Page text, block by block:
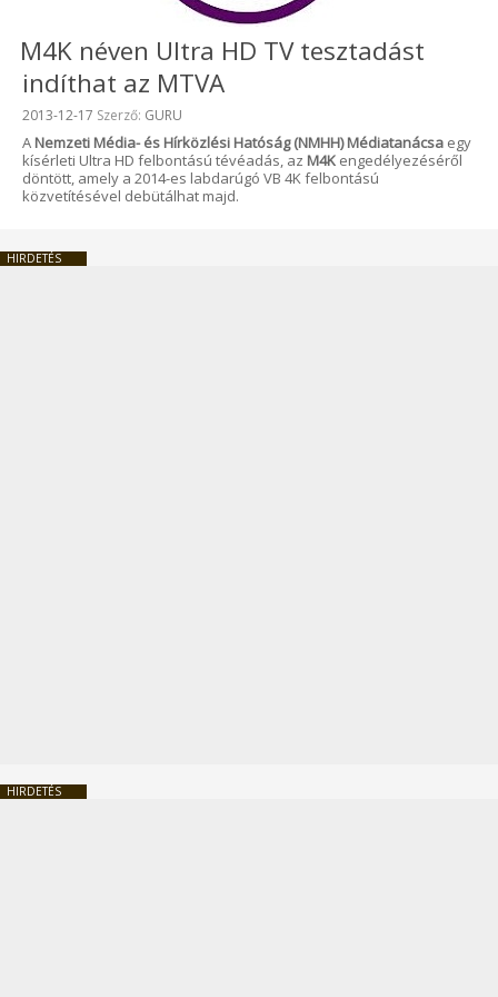
M4K néven Ultra HD TV tesztadást
indíthat az MTVA
Beküldve:
2013-12-17 Szerző: GURU
A Nemzeti Média- és Hírközlési Hatóság (NMHH) Médiatanácsa egy
kísérleti Ultra HD felbontású tévéadás, az M4K engedélyezéséről
döntött, amely a 2014-es labdarúgó VB 4K felbontású
közvetítésével debütálhat majd.
HIRDETÉS
HIRDETÉS